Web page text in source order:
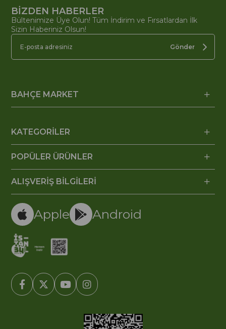
BİZDEN HABERLER
Bültenimize Üye Olun! Tüm İndirim ve Fırsatlardan İlk
Sizin Haberiniz Olsun!
Gönder
BAHÇE MARKET
KATEGORİLER
POPÜLER ÜRÜNLER
ALIŞVERİŞ BİLGİLERİ
Apple Android